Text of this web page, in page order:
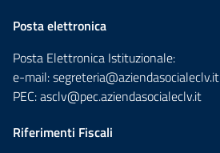
Posta elettronica
Posta Elettronica Istituzionale:
e-mail:segreteria@aziendasocialeclv.it
PEC:asclv@pec.aziendasocialeclv.it
Riferimenti Fiscali